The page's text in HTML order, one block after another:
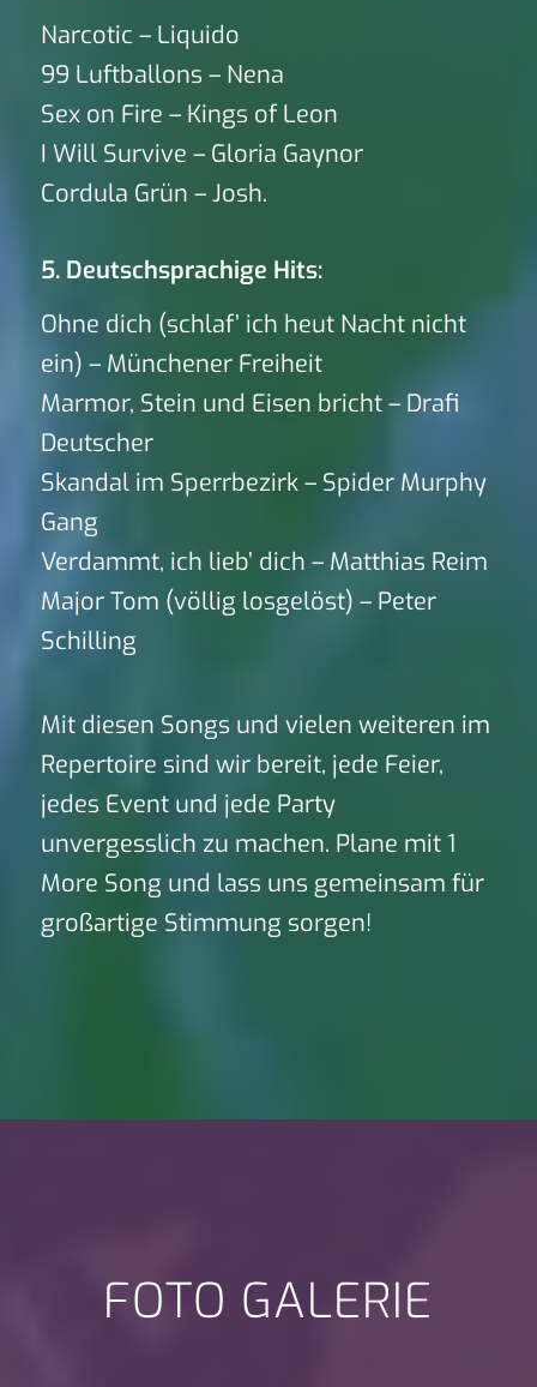
Narcotic – Liquido
99 Luftballons – Nena
Sex on Fire – Kings of Leon
I Will Survive – Gloria Gaynor
Cordula Grün – Josh.
5. Deutschsprachige Hits:
Ohne dich (schlaf’ ich heut Nacht nicht
ein) – Münchener Freiheit
Marmor, Stein und Eisen bricht – Drafi
Deutscher
Skandal im Sperrbezirk – Spider Murphy
Gang
Verdammt, ich lieb’ dich – Matthias Reim
Major Tom (völlig losgelöst) – Peter
Schilling
Mit diesen Songs und vielen weiteren im
Repertoire sind wir bereit, jede Feier,
jedes Event und jede Party
unvergesslich zu machen. Plane mit 1
More Song und lass uns gemeinsam für
großartige Stimmung sorgen!
FOTO GALERIE